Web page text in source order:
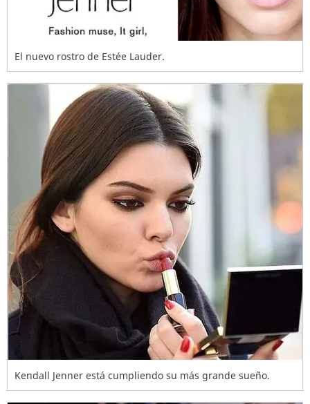
El nuevo rostro de Estée Lauder.
Kendall Jenner está cumpliendo su más grande sueño.